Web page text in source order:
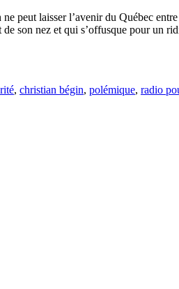
peut laisser l’avenir du Québec
son nez et qui s’offusque pour un
, christian bégin, polémique, radio